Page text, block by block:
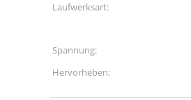
Laufwerksart:
Spannung:
Hervorheben: